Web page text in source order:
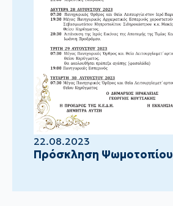
22.08.2023
Πρόσκληση Ψωμοτοπίου